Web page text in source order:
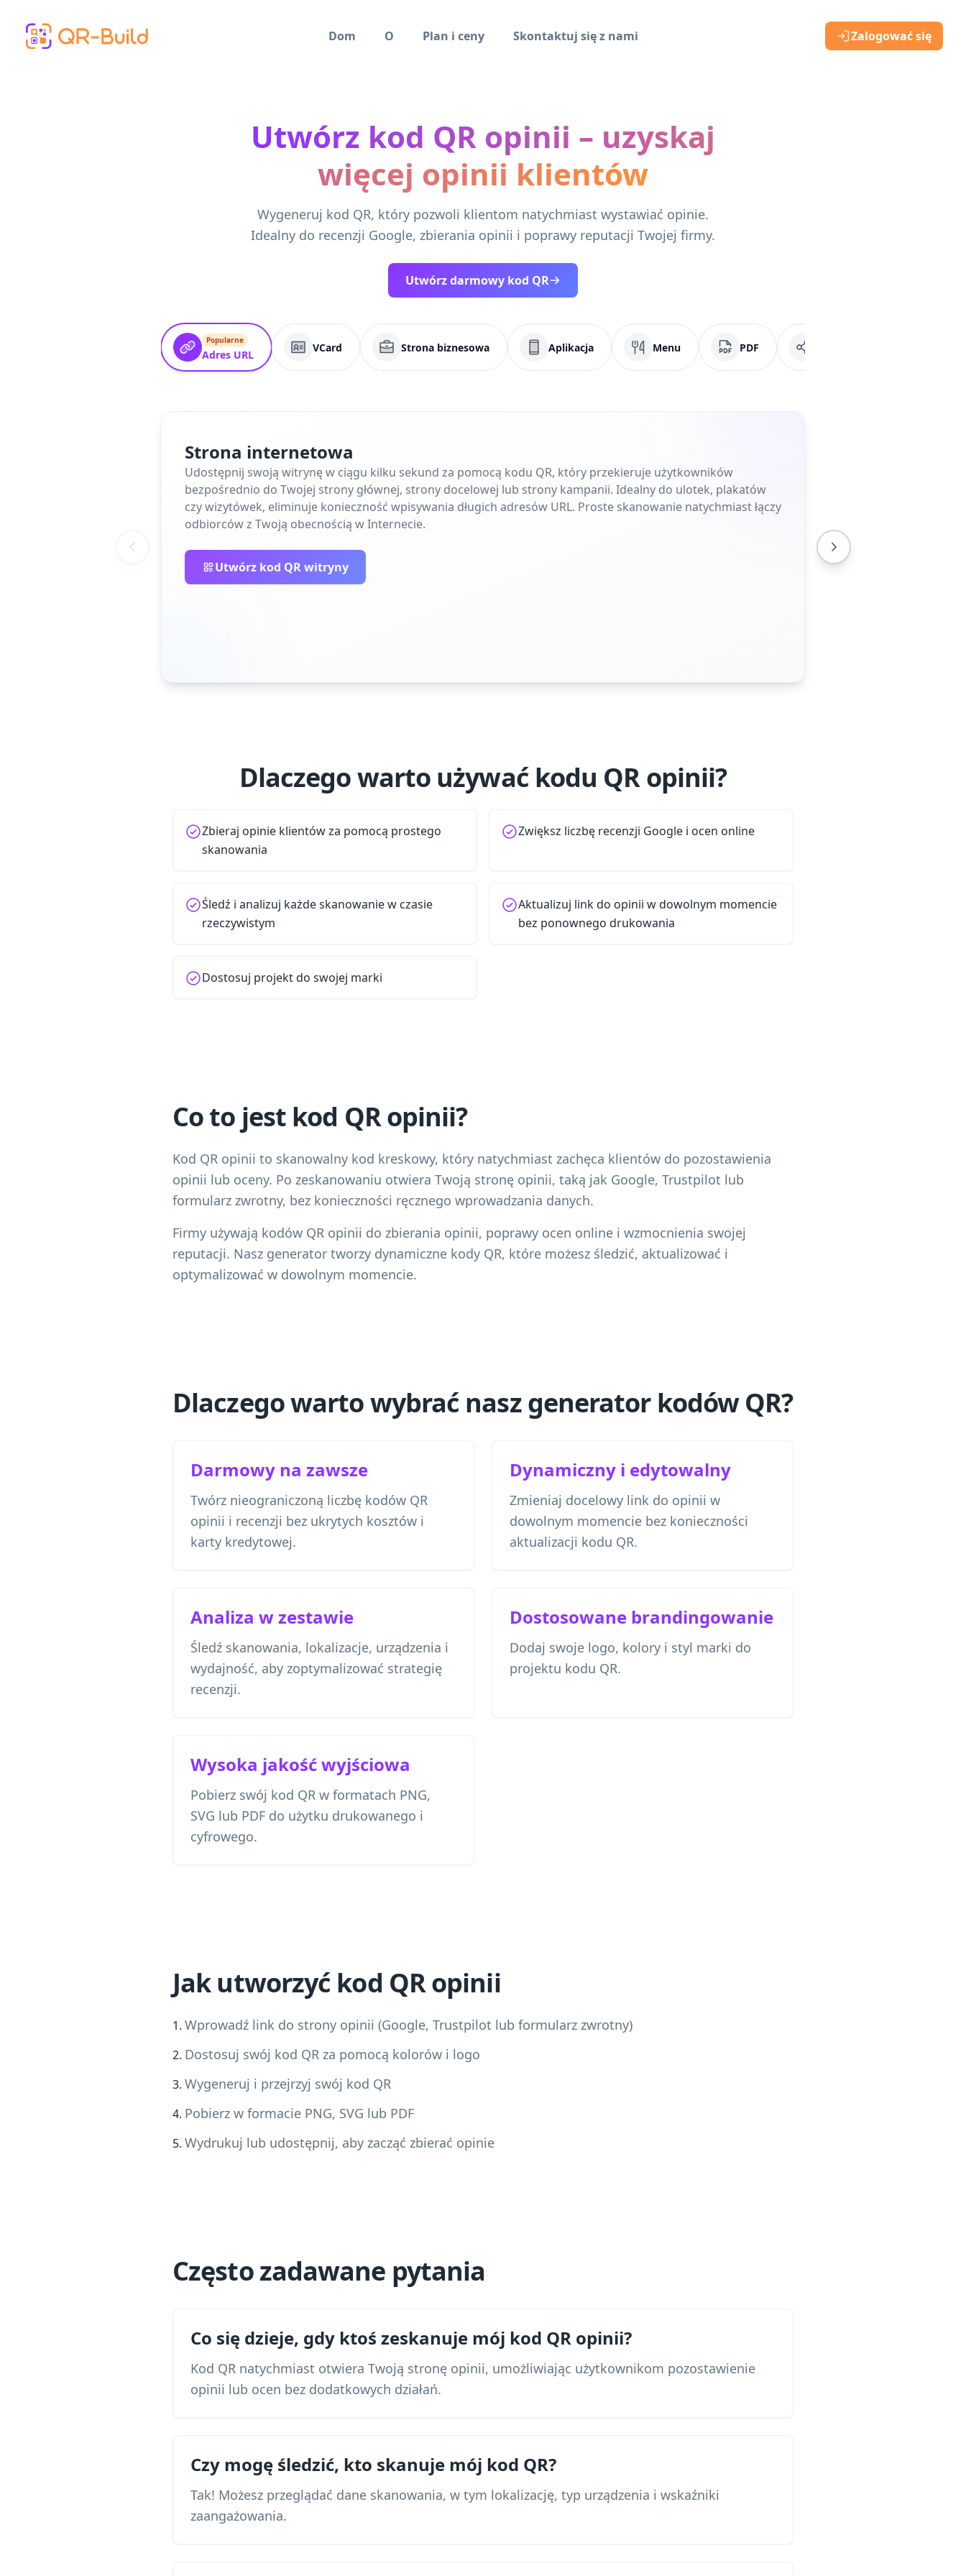
Dom
O Plan i ceny Skontaktuj się z nami Zalogować się
Utwórz kod QR opinii – uzyskaj
więcej opinii klientów
Wygeneruj kod QR, który pozwoli klientom natychmiast wystawiać opinie.
Idealny do recenzji Google, zbierania opinii i poprawy reputacji Twojej firmy.
Utwórz darmowy kod QR
Popularne
Adres URL
VCard Strona biznesowa Aplikacja Menu PDF
Strona internetowa
Udostępnij swoją witrynę w ciągu kilku sekund za pomocą kodu QR, który przekieruje użytkowników
bezpośrednio do Twojej strony głównej, strony docelowej lub strony kampanii. Idealny do ulotek, plakatów
czy wizytówek, eliminuje konieczność wpisywania długich adresów URL. Proste skanowanie natychmiast łączy
odbiorców z Twoją obecnością w Internecie.
Utwórz kod QR witryny
Dlaczego warto używać kodu QR opinii?
Zbieraj opinie klientów za pomocą prostego
skanowania
Zwiększ liczbę recenzji Google i ocen online
Śledź i analizuj każde skanowanie w czasie
rzeczywistym
Aktualizuj link do opinii w dowolnym momencie
bez ponownego drukowania
Dostosuj projekt do swojej marki
Co to jest kod QR opinii?
Kod QR opinii to skanowalny kod kreskowy, który natychmiast zachęca klientów do pozostawienia
opinii lub oceny. Po zeskanowaniu otwiera Twoją stronę opinii, taką jak Google, Trustpilot lub
formularz zwrotny, bez konieczności ręcznego wprowadzania danych.
Firmy używają kodów QR opinii do zbierania opinii, poprawy ocen online i wzmocnienia swojej
reputacji. Nasz generator tworzy dynamiczne kody QR, które możesz śledzić, aktualizować i
optymalizować w dowolnym momencie.
Dlaczego warto wybrać nasz generator kodów QR?
Darmowy na zawsze
Twórz nieograniczoną liczbę kodów QR
opinii i recenzji bez ukrytych kosztów i
karty kredytowej.
Dynamiczny i edytowalny
Zmieniaj docelowy link do opinii w
dowolnym momencie bez konieczności
aktualizacji kodu QR.
Analiza w zestawie
Śledź skanowania, lokalizacje, urządzenia i
wydajność, aby zoptymalizować strategię
recenzji.
Dostosowane brandingowanie
Dodaj swoje logo, kolory i styl marki do
projektu kodu QR.
Wysoka jakość wyjściowa
Pobierz swój kod QR w formatach PNG,
SVG lub PDF do użytku drukowanego i
cyfrowego.
Jak utworzyć kod QR opinii
Wprowadź link do strony opinii (Google, Trustpilot lub formularz zwrotny)
Dostosuj swój kod QR za pomocą kolorów i logo
Wygeneruj i przejrzyj swój kod QR
Pobierz w formacie PNG, SVG lub PDF
Wydrukuj lub udostępnij, aby zacząć zbierać opinie
Często zadawane pytania
Co się dzieje, gdy ktoś zeskanuje mój kod QR opinii?
Kod QR natychmiast otwiera Twoją stronę opinii, umożliwiając użytkownikom pozostawienie
opinii lub ocen bez dodatkowych działań.
Czy mogę śledzić, kto skanuje mój kod QR?
Tak! Możesz przeglądać dane skanowania, w tym lokalizację, typ urządzenia i wskaźniki
zaangażowania.